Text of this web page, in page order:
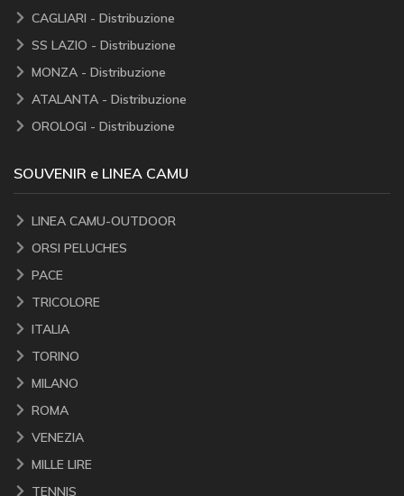
CAGLIARI - Distribuzione
SS LAZIO - Distribuzione
MONZA - Distribuzione
ATALANTA - Distribuzione
OROLOGI - Distribuzione
SOUVENIR e LINEA CAMU
LINEA CAMU-OUTDOOR
ORSI PELUCHES
PACE
TRICOLORE
ITALIA
TORINO
MILANO
ROMA
VENEZIA
MILLE LIRE
TENNIS